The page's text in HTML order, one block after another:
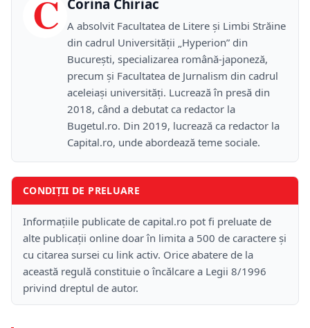
C Corina Chiriac
A absolvit Facultatea de Litere și Limbi Străine
din cadrul Universității „Hyperion” din
București, specializarea română-japoneză,
precum și Facultatea de Jurnalism din cadrul
aceleiași universități. Lucrează în presă din
2018, când a debutat ca redactor la
Bugetul.ro. Din 2019, lucrează ca redactor la
Capital.ro, unde abordează teme sociale.
CONDIȚII DE PRELUARE
Informațiile publicate de capital.ro pot fi preluate de
alte publicații online doar în limita a 500 de caractere și
cu citarea sursei cu link activ. Orice abatere de la
această regulă constituie o încălcare a Legii 8/1996
privind dreptul de autor.